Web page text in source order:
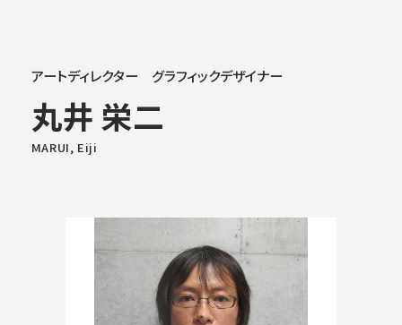
学部学科
教育・社会連携
アートディレクター グラフィックデザイナー
丸井 栄二
MARUI, Eiji